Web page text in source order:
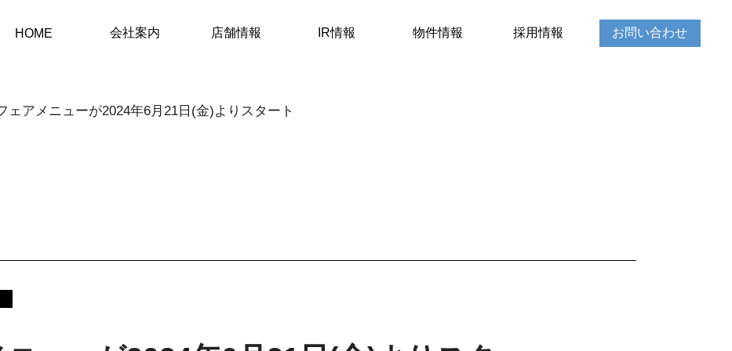
HOME 会社案内 店舗情報 IR情報 物件情報 採用情報 お問い合わせ
ェアメニューが2024年6月21日(金)よりスタート